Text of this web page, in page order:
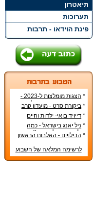
תיאטרון
תערוכות
פינת הוידאו - תרבות
*
הצגות מומלצות ל-2023 -
הרשימה הטובה ביותר!
* ביקורת סרט - מועדון קרב
* דייויד בואי- ילדות וחיים
אישיים
* ניל יאנג בישראל - כמה
עולה כרטיס להופעה?
* הבילויים - האלבום הראשון
לרשימה המלאה של השבוע